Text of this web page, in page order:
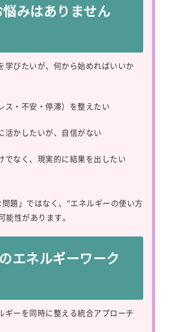
みはありません
学びたいが、何から始めればいいか
ス・不安・停滞）を整えたい
活かしたいが、自信がない
でなく、現実的に結果を出したい
題」ではなく、“エネルギーの使い方
能性があります。
エネルギーワーク
ギーを同時に整える統合アプローチ